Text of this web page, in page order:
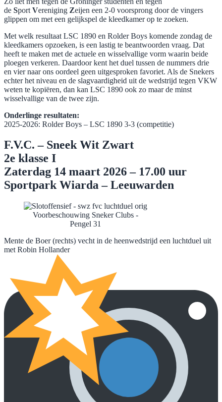
de Sport Vereniging Zeijen een 2-0 voorsprong door de vingers
glippen om met een gelijkspel de kleedkamer op te zoeken.
Met welk resultaat LSC 1890 en Rolder Boys komende zondag de
kleedkamers opzoeken, is een lastig te beantwoorden vraag. Dat
heeft te maken met de actuele en wisselvallige vorm waarin beide
ploegen verkeren. Daardoor kent het duel tussen de nummers drie
en vier naar ons oordeel geen uitgesproken favoriet. Als de Snekers
echter het niveau en de slagvaardigheid uit de wedstrijd tegen VKW
weten te kopiëren, dan kan LSC 1890 ook zo maar de minst
wisselvallige van de twee zijn.
Onderlinge resultaten:
2025-2026: Rolder Boys – LSC 1890 3-3 (competitie)
F.V.C. – Sneek Wit Zwart
2e klasse I
Zaterdag 14 maart 2026 – 17.00 uur
Sportpark Wiarda – Leeuwarden
Voorbeschouwing Sneker Clubs -
Pengel 31
Mente de Boer (rechts) vecht in de heenwedstrijd een luchtduel uit
met Robin Hollander